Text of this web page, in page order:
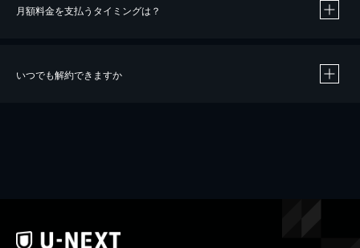
※40％ポイント還元の対象は、クレジットカード決済による作品の購入 / レンタルです。
月額料金を支払うタイミングは？
いつでも解約できますか